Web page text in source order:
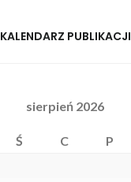
KALENDARZ PUBLIKACJI
sierpień 2026
Ś C P